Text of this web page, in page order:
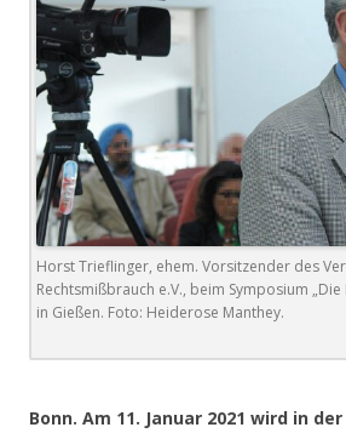
Horst Trieflinger, ehem. Vorsitzender des
Rechtsmißbrauch e.V., beim Symposium
in Gießen. Foto: Heiderose Manthey.
Bonn. Am 11. Januar 2021 wird in